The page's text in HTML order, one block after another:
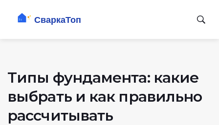
Типы фундамента: какие
выбрать и как правильно
рассчитывать